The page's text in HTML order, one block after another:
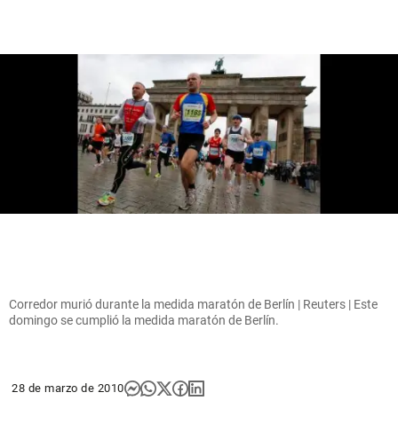
Corredor murió durante la medida maratón de Berlín | Reuters | Este
domingo se cumplió la medida maratón de Berlín.
28 de marzo de 2010